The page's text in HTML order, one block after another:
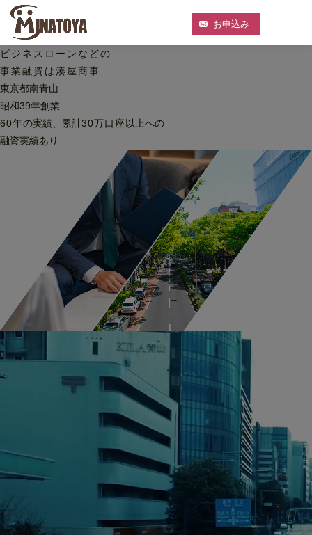
お申込み
ビジネスローンなどの
事業融資は湊屋商事
東京都南青山
昭和39年創業
60年の実績、累計30万口座 以上への
融資実績あり